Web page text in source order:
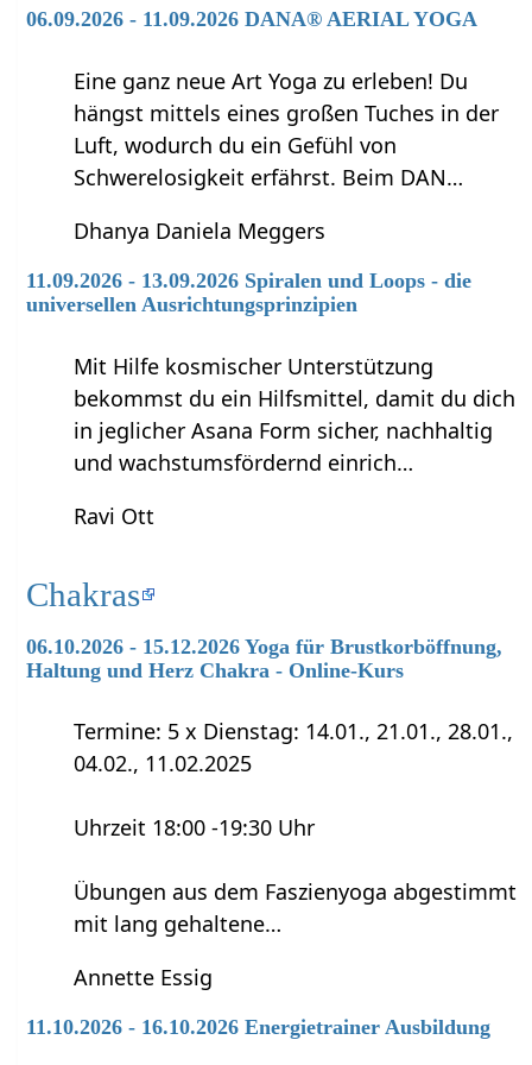
06.09.2026 - 11.09.2026 DANA® AERIAL YOGA
Eine ganz neue Art Yoga zu erleben! Du
hängst mittels eines großen Tuches in der
Luft, wodurch du ein Gefühl von
Schwerelosigkeit erfährst. Beim DAN…
Dhanya Daniela Meggers
11.09.2026 - 13.09.2026 Spiralen und Loops - die
universellen Ausrichtungsprinzipien
Mit Hilfe kosmischer Unterstützung
bekommst du ein Hilfsmittel, damit du dich
in jeglicher Asana Form sicher, nachhaltig
und wachstumsfördernd einrich…
Ravi Ott
Chakras
06.10.2026 - 15.12.2026 Yoga für Brustkorböffnung,
Haltung und Herz Chakra - Online-Kurs
Termine: 5 x Dienstag: 14.01., 21.01., 28.01.,
04.02., 11.02.2025
Uhrzeit 18:00 -19:30 Uhr
Übungen aus dem Faszienyoga abgestimmt
mit lang gehaltene…
Annette Essig
11.10.2026 - 16.10.2026 Energietrainer Ausbildung